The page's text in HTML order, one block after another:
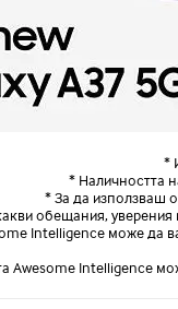
*
* Наличността
* За да използваш
обещания, уверения
Intelligence може да
Awesome Intelligence